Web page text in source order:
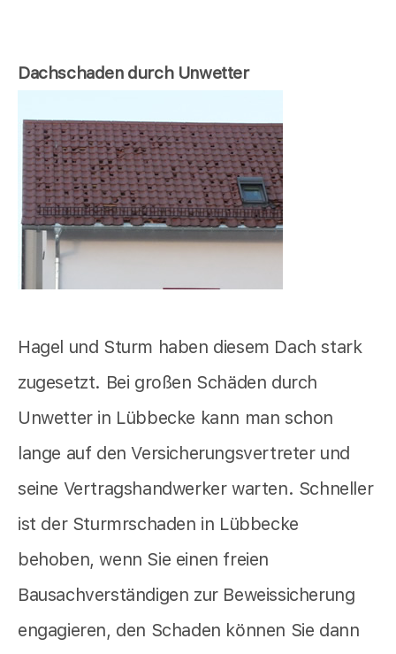
Dachschaden durch Unwetter
Hagel und Sturm haben diesem Dach stark
zugesetzt. Bei großen Schäden durch
Unwetter in Lübbecke kann man schon
lange auf den Versicherungsvertreter und
seine Vertragshandwerker warten. Schneller
ist der Sturmrschaden in Lübbecke
behoben, wenn Sie einen freien
Bausachverständigen zur Beweissicherung
engagieren, den Schaden können Sie dann